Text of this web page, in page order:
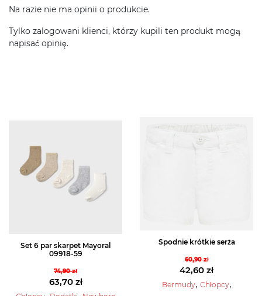
Na razie nie ma opinii o produkcie.
Tylko zalogowani klienci, którzy kupili ten produkt mogą
napisać opinię.
Set 6 par skarpet Mayoral
09918-59
74,90zł
Pierwotna
cena
63,70 zł
Aktualna
Spodnie krótkie serża
60,90zł
Pierwotna
cena
42,60 zł
Aktualna
Bermudy, Chłopcy,